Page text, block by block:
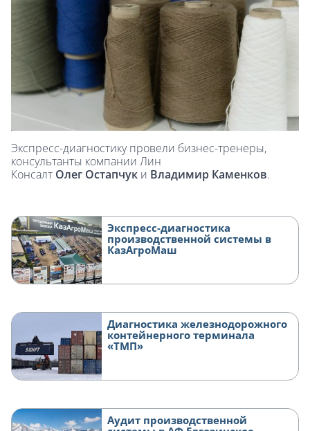
Экспресс-диагностику провели бизнес-тренеры,
консультанты компании Лин
Консалт Олег Остапчук и Владимир Каменков.
Экспресс-диагностика
производственной системы в
КазАгроМаш
Диагностика железнодорожного
контейнерного терминала
«ТМП»
Аудит производственной